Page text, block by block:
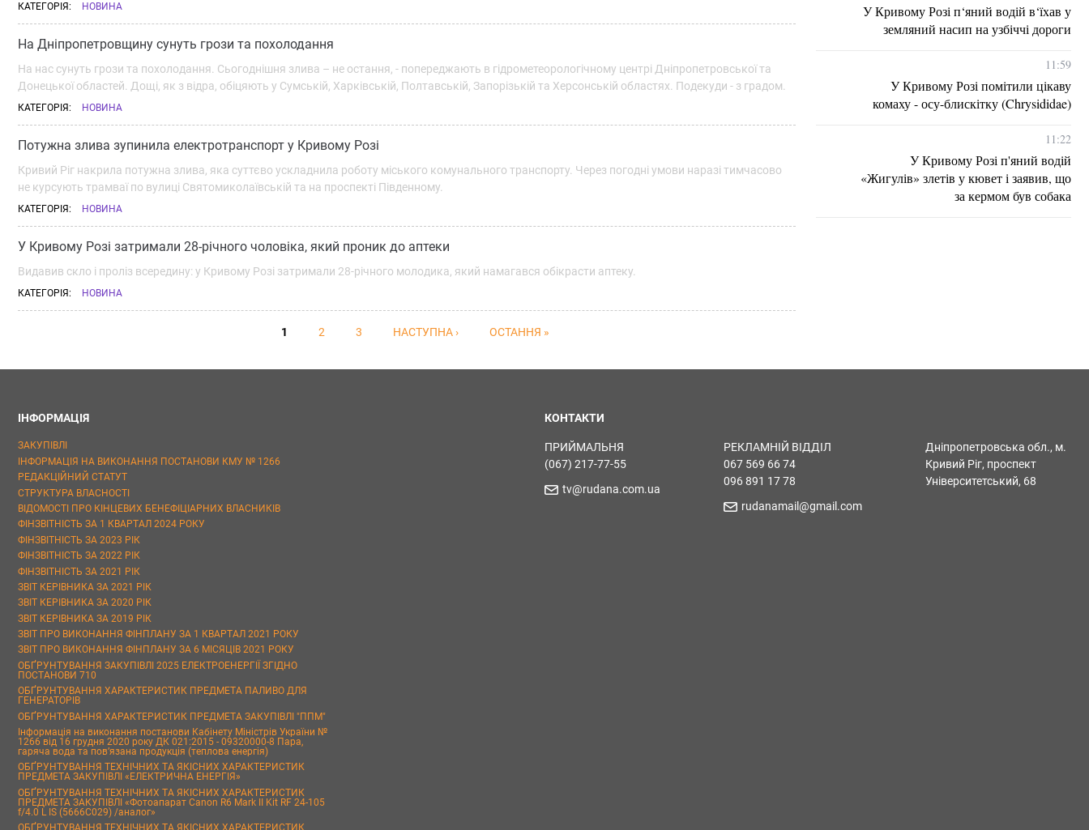
КАТЕГОРІЯ: НОВИНА
На Дніпропетровщину сунуть грози та похолодання
На нас сунуть грози та похолодання. Сьогоднішня злива – не остання, - попереджають в гідрометеорологічному центрі Дніпропетровської та
Донецької областей. Дощі, як з відра, обіцяють у Сумській, Харківській, Полтавській, Запорізькій та Херсонській областях. Подекуди - з градом.
КАТЕГОРІЯ: НОВИНА
Потужна злива зупинила електротранспорт у Кривому Розі
Кривий Ріг накрила потужна злива, яка суттєво ускладнила роботу міського комунального транспорту. Через погодні умови наразі тимчасово
не курсують трамваї по вулиці Святомиколаївській та на проспекті Південному.
КАТЕГОРІЯ: НОВИНА
У Кривому Розі затримали 28-річного чоловіка, який проник до аптеки
Видавив скло і проліз всередину: у Кривому Розі затримали 28-річного молодика, який намагався обікрасти аптеку.
КАТЕГОРІЯ: НОВИНА
1 2 3 НАСТУПНА › ОСТАННЯ »
У Кривому Розі п‘яний водій в‘їхав у
земляний насип на узбіччі дороги
11:59
У Кривому Розі помітили цікаву
комаху - осу-блискітку (Chrysididae)
11:22
У Кривому Розі п'яний водій
«Жигулів» злетів у кювет і заявив, що
за кермом був собака
ІНФОРМАЦІЯ
ЗАКУПІВЛІ
ІНФОРМАЦІЯ НА ВИКОНАННЯ ПОСТАНОВИ КМУ № 1266
РЕДАКЦІЙНИЙ СТАТУТ
СТРУКТУРА ВЛАСНОСТІ
ВІДОМОСТІ ПРО КІНЦЕВИХ БЕНЕФІЦІАРНИХ ВЛАСНИКІВ
ФІНЗВІТНІСТЬ ЗА 1 КВАРТАЛ 2024 РОКУ
ФІНЗВІТНІСТЬ ЗА 2023 РІК
ФІНЗВІТНІСТЬ ЗА 2022 РІК
ФІНЗВІТНІСТЬ ЗА 2021 РІК
ЗВІТ КЕРІВНИКА ЗА 2021 РІК
ЗВІТ КЕРІВНИКА ЗА 2020 РІК
ЗВІТ КЕРІВНИКА ЗА 2019 РІК
ЗВІТ ПРО ВИКОНАННЯ ФІНПЛАНУ ЗА 1 КВАРТАЛ 2021 РОКУ
ЗВІТ ПРО ВИКОНАННЯ ФІНПЛАНУ ЗА 6 МІСЯЦІВ 2021 РОКУ
ОБҐРУНТУВАННЯ ЗАКУПІВЛІ 2025 ЕЛЕКТРОЕНЕРГІЇ ЗГІДНО
ПОСТАНОВИ 710
ОБҐРУНТУВАННЯ ХАРАКТЕРИСТИК ПРЕДМЕТА ПАЛИВО ДЛЯ
ГЕНЕРАТОРІВ
ОБҐРУНТУВАННЯ ХАРАКТЕРИСТИК ПРЕДМЕТА ЗАКУПІВЛІ "ППМ"
Інформація на виконання постанови Кабінету Міністрів України №
1266 від 16 грудня 2020 року ДК 021:2015 - 09320000-8 Пара,
гаряча вода та пов’язана продукція (теплова енергія)
ОБҐРУНТУВАННЯ ТЕХНІЧНИХ ТА ЯКІСНИХ ХАРАКТЕРИСТИК
ПРЕДМЕТА ЗАКУПІВЛІ «ЕЛЕКТРИЧНА ЕНЕРГІЯ»
ОБҐРУНТУВАННЯ ТЕХНІЧНИХ ТА ЯКІСНИХ ХАРАКТЕРИСТИК
ПРЕДМЕТА ЗАКУПІВЛІ «Фотоапарат Canon R6 Mark II Kit RF 24-105
f/4.0 L IS (5666C029) /аналог»
КОНТАКТИ
ПРИЙМАЛЬНЯ
(067) 217-77-55
tv@rudana.com.ua
РЕКЛАМНІЙ ВІДДІЛ
067 569 66 74
096 891 17 78
rudanamail@gmail.com
Дніпропетровська обл., м.
Кривий Ріг, проспект
Університетський, 68